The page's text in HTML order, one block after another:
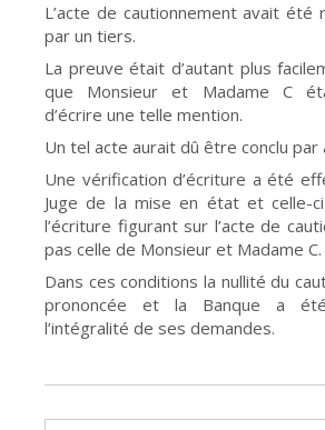
L’acte de cautionnement avait été
par un tiers.
La preuve était d’autant plus
que Monsieur et Madame C
d’écrire une telle mention.
Un tel acte aurait dû être conclu par
Une vérification d’écriture a été
Juge de la mise en état et celle-
l’écriture figurant sur l’acte de
pas celle de Monsieur et Madame C.
Dans ces conditions la nullité du
prononcée et la Banque a
l’intégralité de ses demandes.